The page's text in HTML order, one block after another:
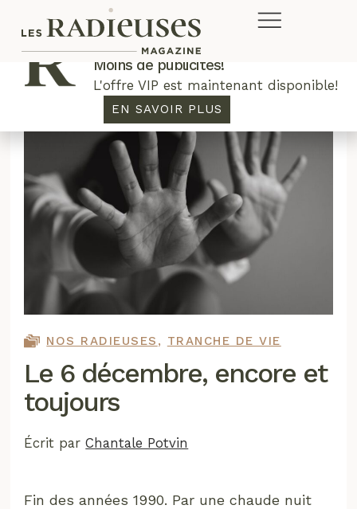
NOS RADIEUSES , TRANCHE DE VIE
Le 6 décembre, encore et
toujours
Écrit parChantale Potvin
Fin des années 1990. Par une chaude nuit
Plus de concours. Plus de rabais.
Moins de publicités!
L'offre VIP est maintenant disponible!
EN SAVOIR PLUS